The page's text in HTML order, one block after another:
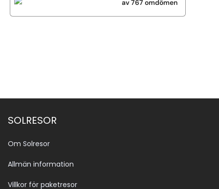
av 767 omdömen
SOLRESOR
Om Solresor
Allmän information
Villkor för paketresor